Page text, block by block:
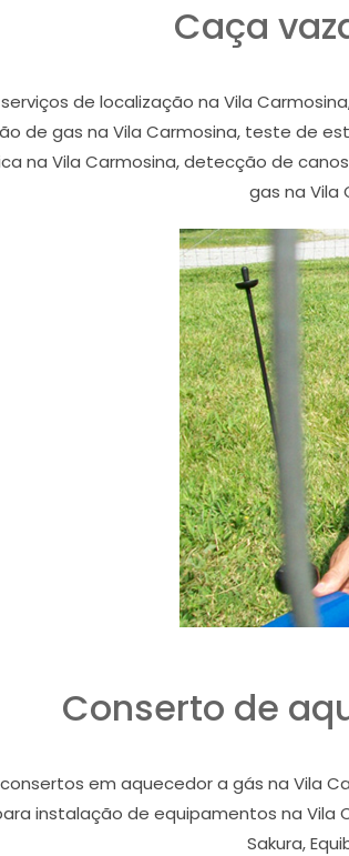
Caça
de localização na Vila
de gas na Vila Carmosina, teste de
na Vila Carmosina, detecção de
gas na Vila
Conserto de
em aquecedor a gás na Vila
instalação de equipamentos na Vila
Sakura,